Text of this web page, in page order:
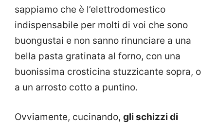
sappiamo che è l’elettrodomestico
indispensabile per molti di voi che sono
buongustai e non sanno rinunciare a una
bella pasta gratinata al forno, con una
buonissima crosticina stuzzicante sopra, o
a un arrosto cotto a puntino.
Ovviamente, cucinando, gli schizzi di